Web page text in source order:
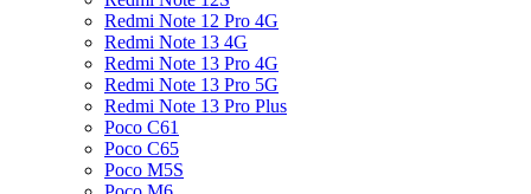
Redmi Note 12 Pro 4G
Redmi Note 13 4G
Redmi Note 13 Pro 4G
Redmi Note 13 Pro 5G
Redmi Note 13 Pro Plus
Poco C61
Poco C65
Poco M5S